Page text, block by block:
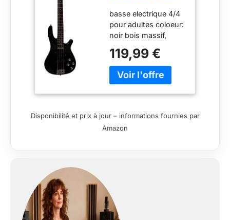
bois massif
basse electrique 4/4
pour adultes coloeur:
noir bois massif,
electrique: Long
Scale, 2 volume, 2
commandes de
119,99 €
Disponibilité et prix à jour – informations fournies par
Amazon